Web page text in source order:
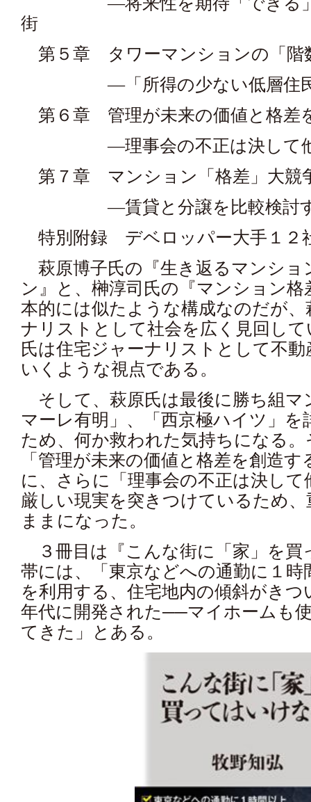
街
第５章 タワーマンションの「階
―「所得の少ない低層住民
第６章 管理が未来の価値と格差
―理事会の不正は決して他
第７章 マンション「格差」大競
―賃貸と分譲を比較検討
特別附録 デベロッパー大手１２
萩原博子氏の『生き返るマンショ
ン』と、榊淳司氏の『マンション
本的には似たような構成なのだが
ナリストとして社会を広く見回し
氏は住宅ジャーナリストとして不
いくような視点である。
そして、萩原氏は最後に勝ち組マ
マーレ有明」、「西京極ハイツ」
ため、何か救われた気持ちになる
「管理が未来の価値と格差を創造
に、さらに「理事会の不正は決し
厳しい現実を突きつけているため
ままになった。
３冊目は『こんな街に「家」を買
帯には、「東京などへの通勤に１時
を利用する、住宅地内の傾斜がきつ
年代に開発された──マイホームも
てきた」とある。